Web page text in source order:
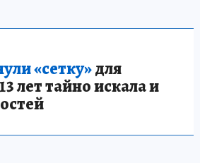
«сетку»для
лет тайно искала и